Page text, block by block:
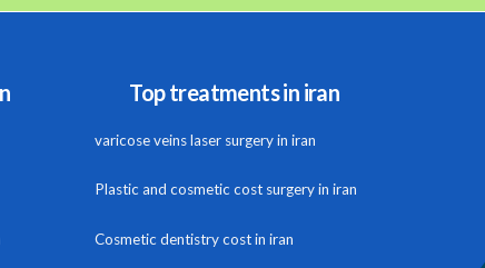
Top treatments in iran
varicose veins laser surgery in iran
Plastic and cosmetic cost surgery in iran
Cosmetic dentistry cost in iran